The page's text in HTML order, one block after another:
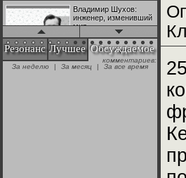
Владимир Шухов:
инженер, изменивший
мир
"Аркадий Коц" на
эгалите-фесте "Не
Резонанс Лучшее Обсуждаемое
комментариев:
За неделю
| За месяц | За все время